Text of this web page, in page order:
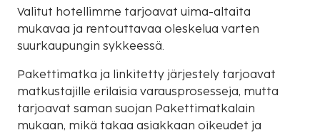
Valitut hotellimme tarjoavat uima-altaita
mukavaa ja rentouttavaa oleskelua varten
suurkaupungin sykkeessä.
Pakettimatka ja linkitetty järjestely tarjoavat
matkustajille erilaisia varausprosesseja, mutta
tarjoavat saman suojan Pakettimatkalain
mukaan, mikä takaa asiakkaan oikeudet ja